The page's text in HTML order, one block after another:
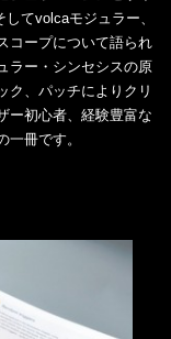
てvolcaモジュラー、
コープについて語られ
ラー・シンセシスの原
ク、パッチによりクリ
ー初心者、経験豊富な
冊です。